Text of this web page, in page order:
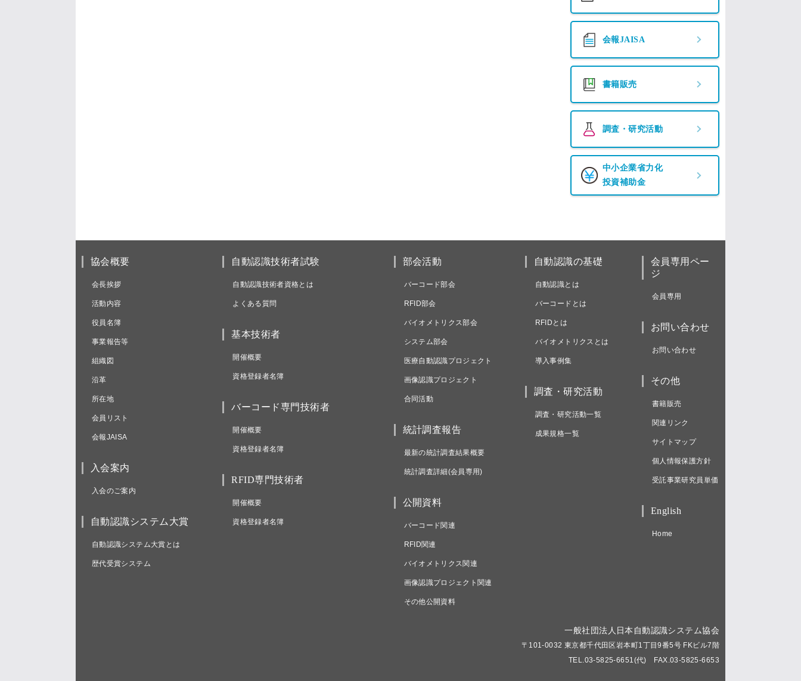
会報JAISA
書籍販売
調査・研究活動
中小企業省力化
投資補助金
協会概要
会長挨拶
活動内容
役員名簿
事業報告等
組織図
沿革
所在地
会員リスト
会報JAISA
入会案内
入会のご案内
自動認識システム大賞
自動認識システム大賞とは
歴代受賞システム
自動認識技術者試験
自動認識技術者資格とは
よくある質問
基本技術者
開催概要
資格登録者名簿
バーコード専門技術者
開催概要
資格登録者名簿
RFID専門技術者
開催概要
資格登録者名簿
部会活動
バーコード部会
RFID部会
バイオメトリクス部会
システム部会
医療自動認識プロジェクト
画像認識プロジェクト
合同活動
統計調査報告
最新の統計調査結果概要
統計調査詳細(会員専用)
公開資料
バーコード関連
RFID関連
バイオメトリクス関連
画像認識プロジェクト関連
その他公開資料
自動認識の基礎
自動認識とは
バーコードとは
RFIDとは
バイオメトリクスとは
導入事例集
調査・研究活動
調査・研究活動一覧
成果規格一覧
会員専用ペー
ジ
会員専用
お問い合わせ
お問い合わせ
その他
書籍販売
関連リンク
サイトマップ
個人情報保護方針
受託事業研究員単価
English
Home
一般社団法人日本自動認識システム協会
〒101-0032 東京都千代田区岩本町1丁目9番5号 FKビル7階
TEL.03-5825-6651(代) FAX.03-5825-6653